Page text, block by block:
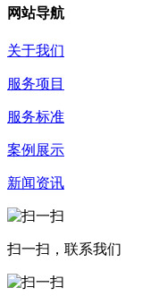
网站导航
关于我们
服务项目
服务标准
案例展示
新闻资讯
扫一扫，联系我们